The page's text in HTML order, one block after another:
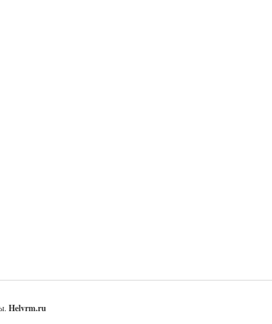
Helvrm.ru